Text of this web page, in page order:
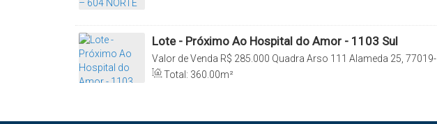
Lote - Próximo Ao Hospital do Amor - 1103 Sul
R$ 285.000
Valor de Venda
Quadra Arso 111 Alameda 25, 77019-
060, Plano Diretor Sul, Palmas, Tocantins, Brasil
Total: 360 .00m²